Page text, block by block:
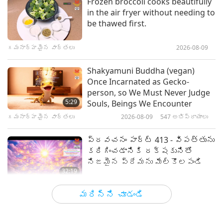
15:24
Shining World Hero Award: A
Compassionate Scuba Diving
16:37
Shining World Invention Award:
Paveco
మరిన్ని చూడండి
in the air fryer without needing to
be thawed first.
గమనార్హమైన వార్తలు 2026-08-09
5:29
Shakyamuni Buddha (vegan)
Once Incarnated as Gecko-
person, so We Must Never Judge
Souls, Beings We Encounter
గమనార్హమైన వార్తలు 2026-08-09 547 అభిప్రాయాలు
32:19
ప్రవచనం పార్ట్ 413 - విపత్తును
కరిగించడానికి రక్షకునితో
నిజమైన ప్రేమను మేల్కొలపండి
మా ప్లానెట్ గురించి ప్రాచీన
అంచనాలపై పలు భాగాల సిరీస్
2026-08-09 602